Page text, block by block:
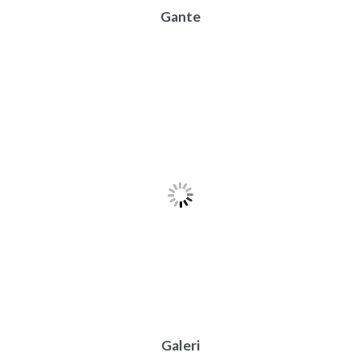
Gante
Galeri